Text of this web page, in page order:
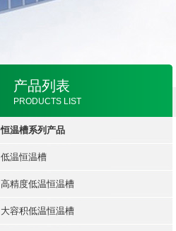
产品列表
PRODUCTS LIST
恒温槽系列产品
低温恒温槽
高精度低温恒温槽
大容积低温恒温槽